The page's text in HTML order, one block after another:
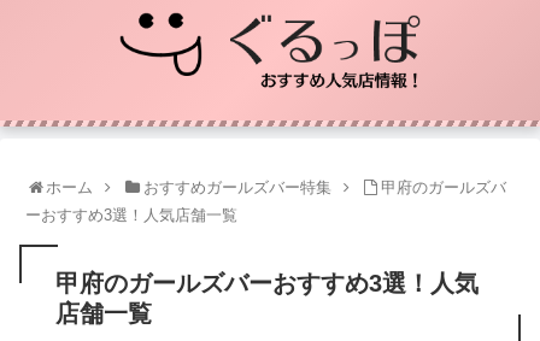
ホーム おすすめガールズバー特集
甲府のガールズバ
ーおすすめ3選！人気店舗一覧
甲府のガールズバーおすすめ3選！人気
店舗一覧